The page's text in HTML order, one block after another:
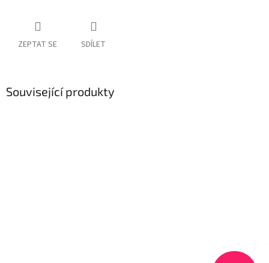
ZEPTAT SE SDÍLET
Související produkty